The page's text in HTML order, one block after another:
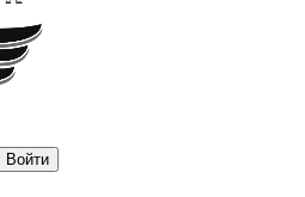
Войти